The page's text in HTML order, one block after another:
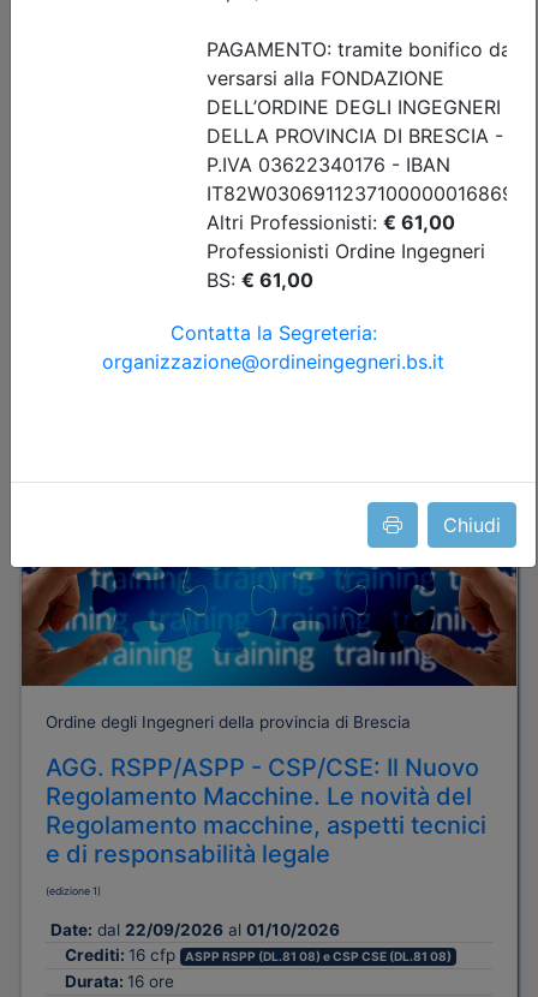
Chiudi
dal 04/08/2026 al 17/09/2026
seminario
Allegati
Note
Posti disponibili:
Iscrizione
A pagamento
Ordine degli Ingegneri della provincia di Brescia
AGG. RSPP/ASPP - CSP/CSE: Il Nuovo
Regolamento Macchine. Le novità del
Regolamento macchine, aspetti tecnici
e di responsabilità legale
(edizione 1)
Date: dal 22/09/2026 al 01/10/2026
Crediti: 16 cfp ASPP RSPP (DL.81 08) e CSP CSE (DL.81 08)
Durata: 16 ore